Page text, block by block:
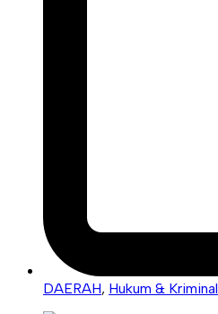
DAERAH, Hukum & Kriminal